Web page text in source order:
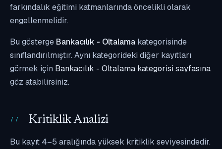
farkındalık eğitimi katmanlarında öncelikli olarak
engellenmelidir.
Bu gösterge Bankacılık - Oltalama kategorisinde
sınıflandırılmıştır. Aynı kategorideki diğer kayıtları
görmek için Bankacılık - Oltalama kategorisi sayfasına
göz atabilirsiniz.
Kritiklik Analizi
Bu kayıt 4–5 aralığında yüksek kritiklik seviyesindedir.